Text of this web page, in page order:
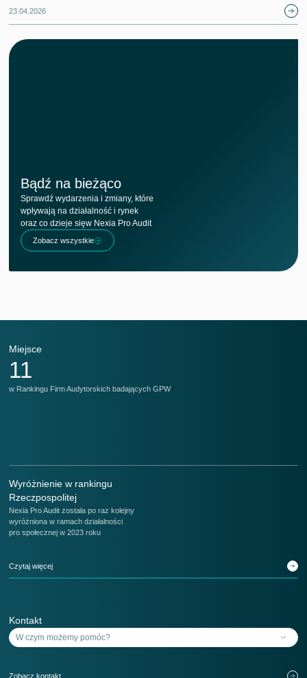
23.04.2026
Bądź na bieżąco
Sprawdź wydarzenia i zmiany, które
wpływają na działalność i rynek
oraz co dzieje sięw Nexia Pro Audit
Zobacz wszystkie
Miejsce
11
w Rankingu Firm Audytorskich badających GPW
Wyróżnienie w rankingu
Rzeczpospolitej
Nexia Pro Audit została po raz kolejny
wyróżniona w ramach działalności
pro społecznej w 2023 roku
Czytaj więcej
Kontakt
Zobacz kontakt